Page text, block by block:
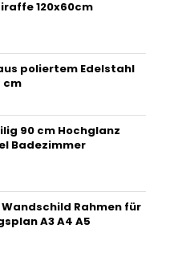
120x60cm
poliertem Edelstahl
cm
90 cm Hochglanz
Badezimmer
Rahmen für
A3 A4 A5